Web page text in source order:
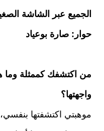
الجميع عبر الشاشة
حوار: صارة بوعياد
من اكتشفك كممثلة وما
واجهتها؟
موهبتي اكتشفتها